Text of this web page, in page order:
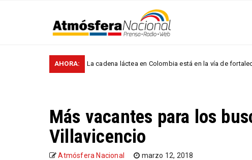
AHORA:
La cadena láctea en Colombia está en la vía de fortalecer su
Más vacantes para los
Villavicencio
Atmósfera Nacional marzo 12, 2018